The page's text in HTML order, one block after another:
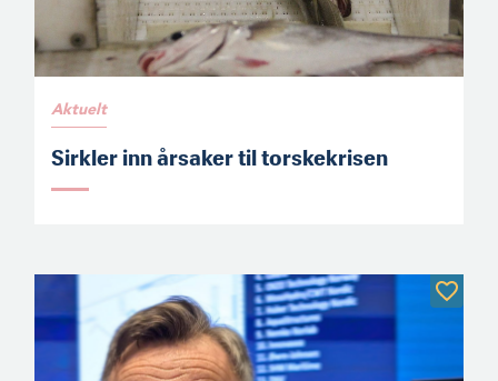
Aktuelt
Sirkler inn årsaker til torskekrisen